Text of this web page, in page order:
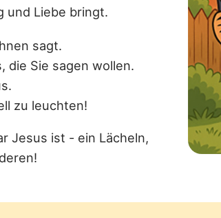
und Liebe bringt.
sagt.
die Sie sagen wollen.
zu leuchten!
Jesus ist - ein Lächeln,